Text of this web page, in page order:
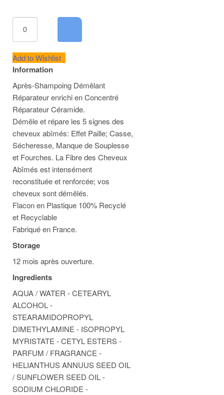
Add to Wishlist
Information
Après-Shampoing Démêlant
Réparateur enrichi en Concentré
Réparateur Céramide.
Démêle et répare les 5 signes des
cheveux abîmés: Effet Paille; Casse,
Sécheresse, Manque de Souplesse
et Fourches. La Fibre des Cheveux
Abîmés est intensément
reconstituée et renforcée; vos
cheveux sont démêlés.
Flacon en Plastique 100% Recyclé
et Recyclable
Fabriqué en France.
Storage
12 mois après ouverture.
Ingredients
AQUA / WATER - CETEARYL
ALCOHOL -
STEARAMIDOPROPYL
DIMETHYLAMINE - ISOPROPYL
MYRISTATE - CETYL ESTERS -
PARFUM / FRAGRANCE -
HELIANTHUS ANNUUS SEED OIL
/ SUNFLOWER SEED OIL -
SODIUM CHLORIDE -